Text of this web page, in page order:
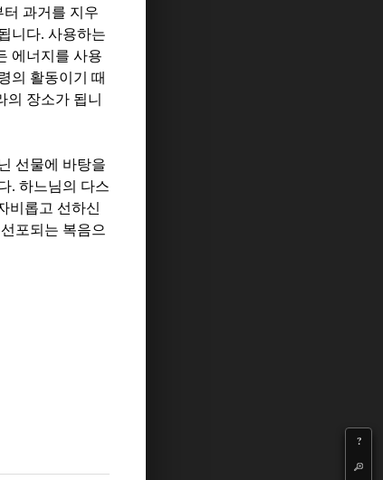
?
과거를 지우
니다. 사용하는
에너지를 사용
의 활동이기 때
장소가 됩니
선물에 바탕을
. 하느님의 다스
비롭고 선하신
포되는 복음으